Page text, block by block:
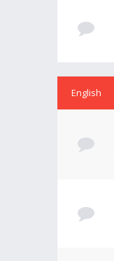
English